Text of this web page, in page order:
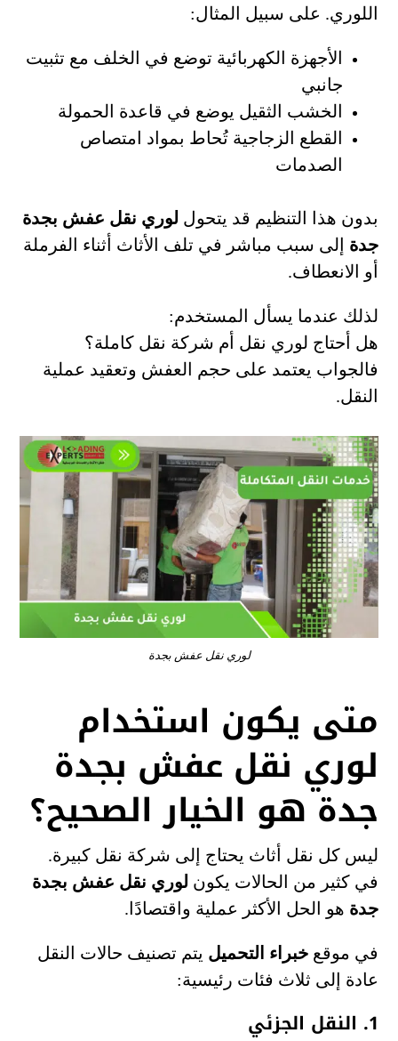
اللوري. على سبيل المثال:
الأجهزة الكهربائية توضع في الخلف مع تثبيت
جانبي
الخشب الثقيل يوضع في قاعدة الحمولة
القطع الزجاجية تُحاط بمواد امتصاص
الصدمات
بدون هذا التنظيم قد يتحول لوري نقل عفش بجدة
جدة إلى سبب مباشر في تلف الأثاث أثناء الفرملة
أو الانعطاف.
لذلك عندما يسأل المستخدم:
هل أحتاج لوري نقل أم شركة نقل كاملة؟
فالجواب يعتمد على حجم العفش وتعقيد عملية
النقل.
لوري نقل عفش بجدة
متى يكون استخدام
لوري نقل عفش بجدة
جدة هو الخيار الصحيح؟
ليس كل نقل أثاث يحتاج إلى شركة نقل كبيرة.
في كثير من الحالات يكون لوري نقل عفش بجدة
جدة هو الحل الأكثر عملية واقتصادًا.
في موقعخبراء التحميل يتم تصنيف حالات النقل
عادة إلى ثلاث فئات رئيسية:
1. النقل الجزئي